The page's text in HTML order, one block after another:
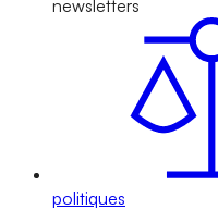
newsletters
politiques